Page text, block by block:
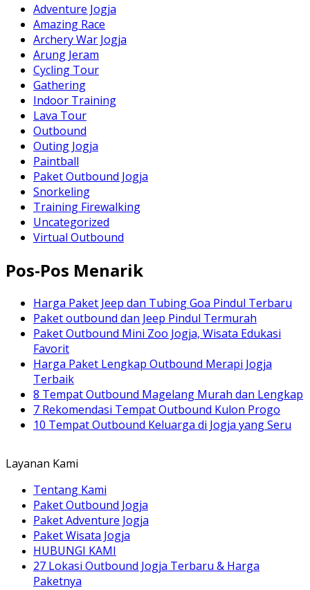
Adventure Jogja
Amazing Race
Archery War Jogja
Arung Jeram
Cycling Tour
Gathering
Indoor Training
Lava Tour
Outbound
Outing Jogja
Paintball
Paket Outbound Jogja
Snorkeling
Training Firewalking
Uncategorized
Virtual Outbound
Pos-Pos Menarik
Harga Paket Jeep dan Tubing Goa Pindul Terbaru
Paket outbound dan Jeep Pindul Termurah
Paket Outbound Mini Zoo Jogja, Wisata Edukasi
Favorit
Harga Paket Lengkap Outbound Merapi Jogja
Terbaik
8 Tempat Outbound Magelang Murah dan Lengkap
7 Rekomendasi Tempat Outbound Kulon Progo
10 Tempat Outbound Keluarga di Jogja yang Seru
Layanan Kami
Tentang Kami
Paket Outbound Jogja
Paket Adventure Jogja
Paket Wisata Jogja
HUBUNGI KAMI
27 Lokasi Outbound Jogja Terbaru & Harga
Paketnya